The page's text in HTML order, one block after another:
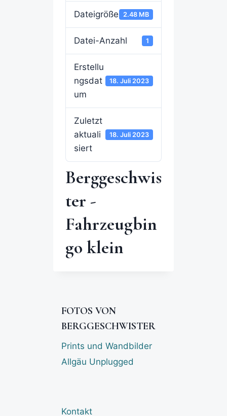
Dateigröße 2.48 MB
Datei-Anzahl 1
Erstellu
ngsdat
um
18. Juli 2023
Zuletzt
aktuali
siert
18. Juli 2023
Berggeschwis
ter -
Fahrzeugbin
go klein
FOTOS VON
BERGGESCHWISTER
Prints und Wandbilder
Allgäu Unplugged
Kontakt